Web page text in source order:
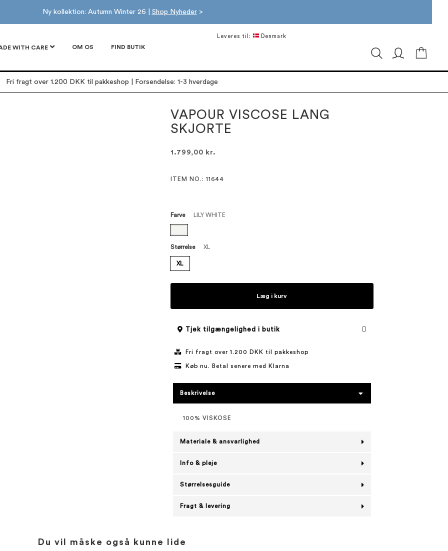
Ny kollektion: Autumn Winter 26 | Shop Nyheder>
WITH CARE OM OS FIND BUTIK
Leveres til: Denmark
Fri fragt over 1.200 DKK til pakkeshop | Forsendelse: 1-3 hverdage
VAPOUR VISCOSE LANG
SKJORTE
1.799,00 kr.
ITEM NO. : 11644
Farve LILY WHITE
Størrelse XL
XL
Læg i kurv
Tjek tilgængelighed i butik
Fri fragt over 1.200 DKK til pakkeshop
Køb nu. Betal senere med Klarna
Beskrivelse
100% VISKOSE
Materiale & ansvarlighed
Info & pleje
Størrelsesguide
Fragt & levering
Du vil måske også kunne lide